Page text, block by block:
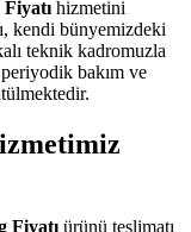
hizmetini
kendi bünyemizdeki
teknik kadromuzla
bakım ve
Fiyatı ürünü teslimatı